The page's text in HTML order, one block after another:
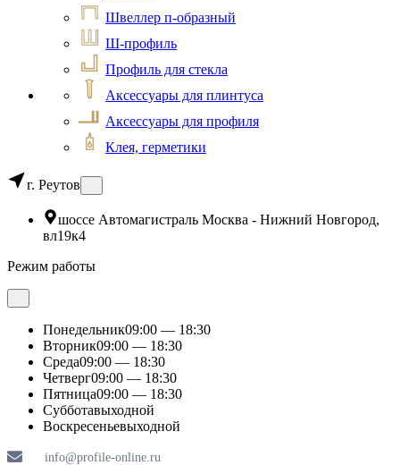
Швеллер п-образный
Ш-профиль
Профиль для стекла
Аксессуары для плинтуса
Аксессуары для профиля
Клея, герметики
г. Реутов
шоссе Автомагистраль Москва - Нижний Новгород,
вл19к4
Режим работы
Понедельник09:00 — 18:30
Вторник09:00 — 18:30
Среда09:00 — 18:30
Четверг09:00 — 18:30
Пятница09:00 — 18:30
Субботавыходной
Воскресеньевыходной
info@profile-online.ru